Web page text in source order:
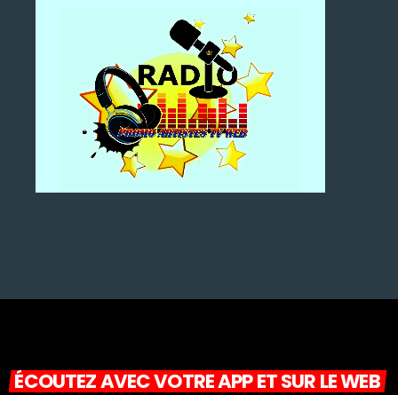
ÉCOUTEZ AVEC VOTRE APP ET SUR LE WEB